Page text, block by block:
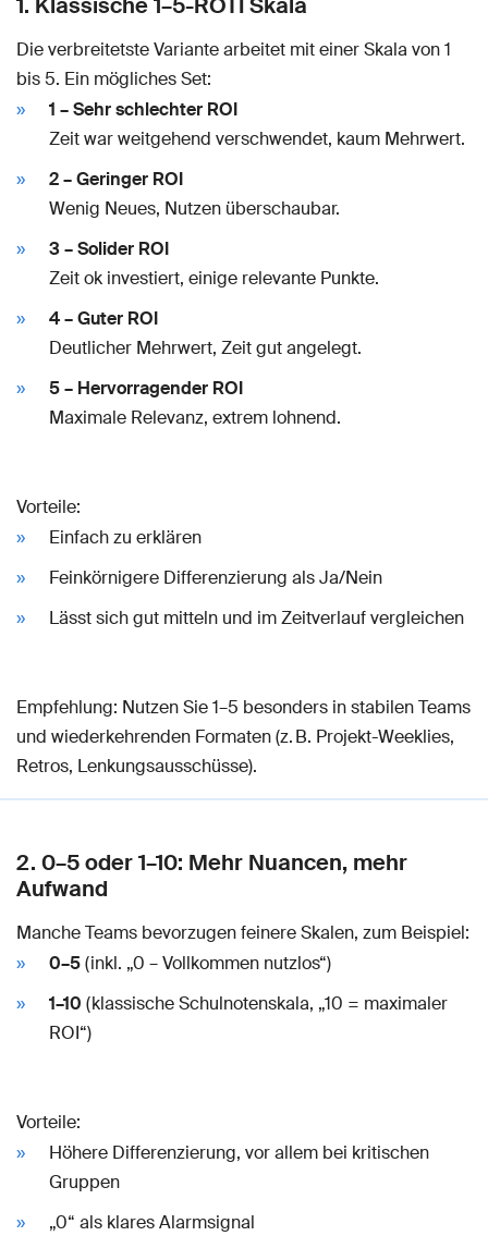
1. Klassische 1–5-ROTI Skala
Die verbreitetste Variante arbeitet mit einer Skala von 1
bis 5. Ein mögliches Set:
1 – Sehr schlechter ROI
Zeit war weitgehend verschwendet, kaum Mehrwert.
2 – Geringer ROI
Wenig Neues, Nutzen überschaubar.
3 – Solider ROI
Zeit ok investiert, einige relevante Punkte.
4 – Guter ROI
Deutlicher Mehrwert, Zeit gut angelegt.
5 – Hervorragender ROI
Maximale Relevanz, extrem lohnend.
Vorteile:
Einfach zu erklären
Feinkörnigere Differenzierung als Ja/Nein
Lässt sich gut mitteln und im Zeitverlauf vergleichen
Empfehlung: Nutzen Sie 1–5 besonders in stabilen Teams
und wiederkehrenden Formaten (z. B. Projekt-Weeklies,
Retros, Lenkungsausschüsse).
2. 0–5 oder 1–10: Mehr Nuancen, mehr
Aufwand
Manche Teams bevorzugen feinere Skalen, zum Beispiel:
0–5(inkl. „0 – Vollkommen nutzlos“)
1–10 (klassische Schulnotenskala, „10 = maximaler
ROI“)
Vorteile:
Höhere Differenzierung, vor allem bei kritischen
Gruppen
„0“ als klares Alarmsignal